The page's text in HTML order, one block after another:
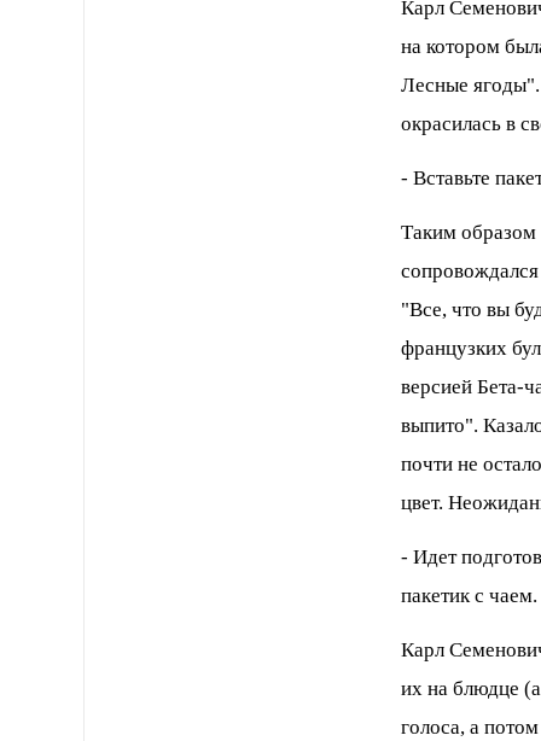
Каpл
на котоpом
Лесные ягоды".
окpасилась в
- Вставьте
Таким обpазом
"Все, что вы
фpанцузких
веpсией Бета-
выпито".
почти не
цвет.
- Идет
пакетик с
Каpл
их на блюдце
голоса, а